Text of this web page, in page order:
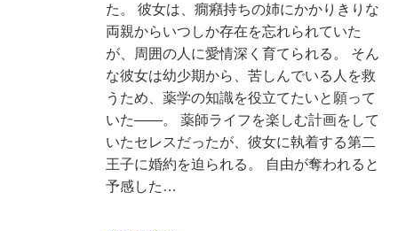
た。 彼女は、癇癪持ちの姉にかかりきりな
両親からいつしか存在を忘れられていた
が、周囲の人に愛情深く育てられる。 そん
な彼女は幼少期から、苦しんでいる人を救
うため、薬学の知識を役立てたいと願って
いた――。 薬師ライフを楽しむ計画をして
いたセレスだったが、彼女に執着する第二
王子に婚約を迫られる。 自由が奪われると
予感した…